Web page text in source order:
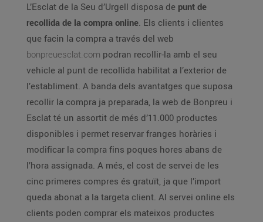
L’Esclat de la Seu d’Urgell disposa de punt de
recollida de la compra online. Els clients i clientes
que facin la compra a través del web
bonpreuesclat.com podran recollir-la amb el seu
vehicle al punt de recollida habilitat a l’exterior de
l’establiment. A banda dels avantatges que suposa
recollir la compra ja preparada, la web de Bonpreu i
Esclat té un assortit de més d’11.000 productes
disponibles i permet reservar franges horàries i
modificar la compra fins poques hores abans de
l’hora assignada. A més, el cost de servei de les
cinc primeres compres és gratuït, ja que l’import
queda abonat a la targeta client. Al servei online els
clients poden comprar els mateixos productes